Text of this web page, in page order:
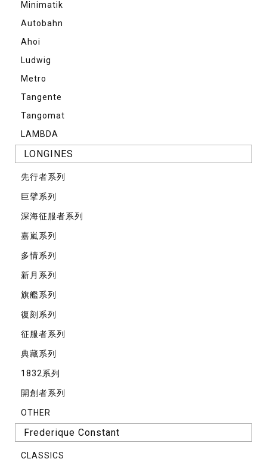
Minimatik
Autobahn
Ahoi
Ludwig
Metro
Tangente
Tangomat
LAMBDA
LONGINES
先⾏者系列
巨擘系列
深海征服者系列
嘉嵐系列
多情系列
新月系列
旗艦系列
復刻系列
征服者系列
典藏系列
1832系列
開創者系列
OTHER
Frederique Constant
CLASSICS